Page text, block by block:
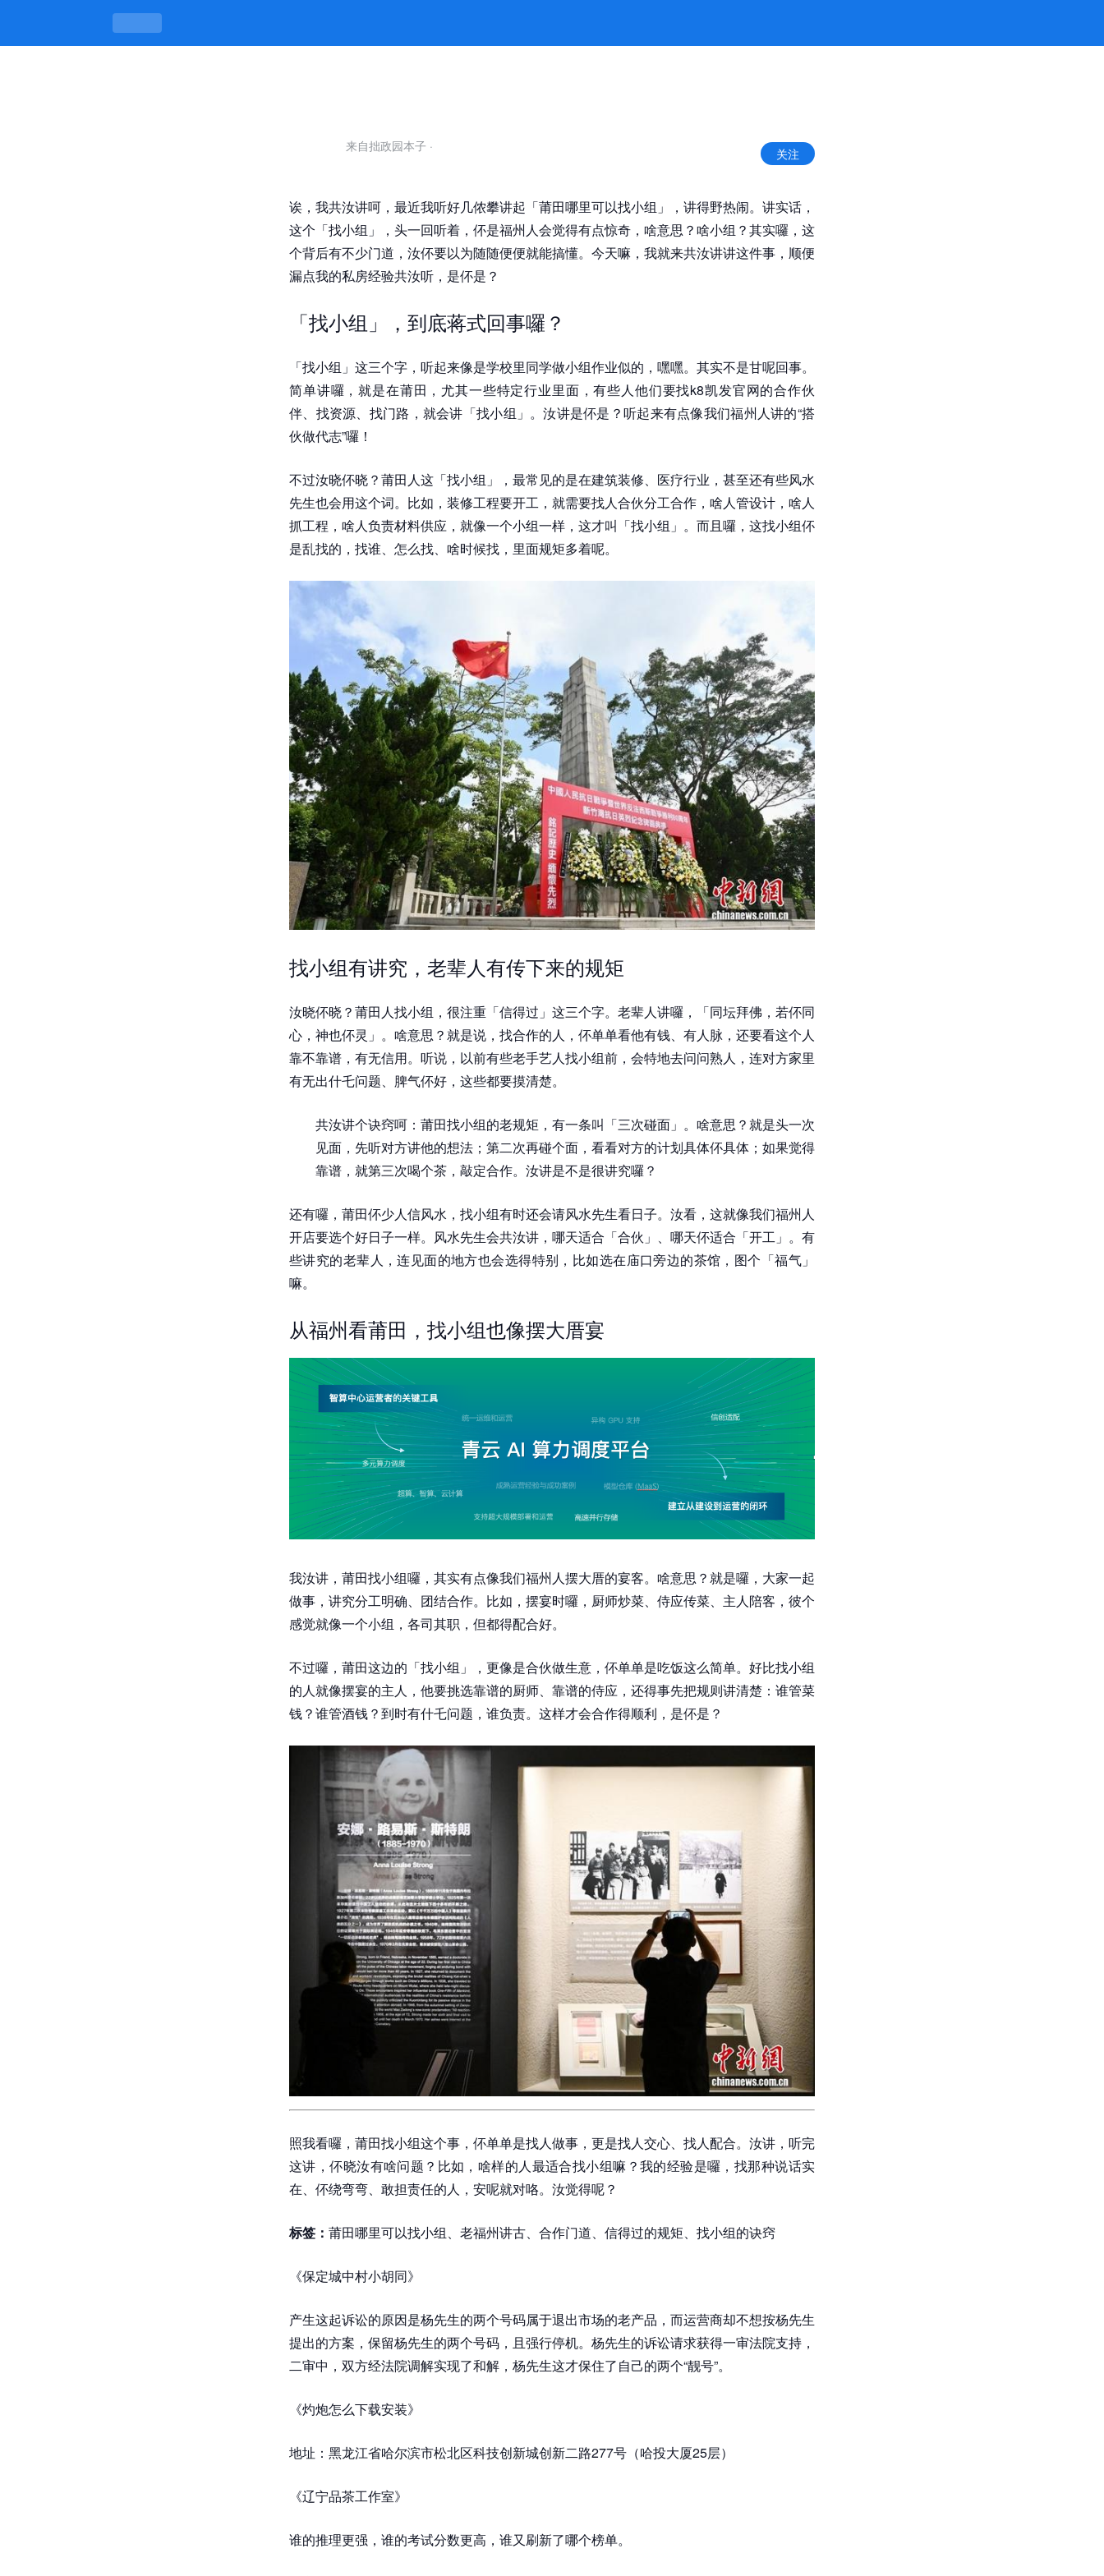
莆田哪里可以找小组，行行都有门道囉 -k8凯发官网
来自拙政园本子 · 关注
诶，我共汝讲呵，最近我听好几侬攀讲起「莆田哪里可以找小组」，讲得野热闹。讲实话，
这个「找小组」，头一回听着，伓是福州人会觉得有点惊奇，啥意思？啥小组？其实囉，这
个背后有不少门道，汝伓要以为随随便便就能搞懂。今天嘛，我就来共汝讲讲这件事，顺便
漏点我的私房经验共汝听，是伓是？
「找小组」，到底蒋式回事囉？
「找小组」这三个字，听起来像是学校里同学做小组作业似的，嘿嘿。其实不是甘呢回事。
简单讲囉，就是在莆田，尤其一些特定行业里面，有些人他们要找k8凯发官网的合作伙
伴、找资源、找门路，就会讲「找小组」。汝讲是伓是？听起来有点像我们福州人讲的“搭
伙做代志”囉！
不过汝晓伓晓？莆田人这「找小组」，最常见的是在建筑装修、医疗行业，甚至还有些风水
先生也会用这个词。比如，装修工程要开工，就需要找人合伙分工合作，啥人管设计，啥人
抓工程，啥人负责材料供应，就像一个小组一样，这才叫「找小组」。而且囉，这找小组伓
是乱找的，找谁、怎么找、啥时候找，里面规矩多着呢。
找小组有讲究，老辈人有传下来的规矩
汝晓伓晓？莆田人找小组，很注重「信得过」这三个字。老辈人讲囉，「同坛拜佛，若伓同
心，神也伓灵」。啥意思？就是说，找合作的人，伓单单看他有钱、有人脉，还要看这个人
靠不靠谱，有无信用。听说，以前有些老手艺人找小组前，会特地去问问熟人，连对方家里
有无出什乇问题、脾气伓好，这些都要摸清楚。
共汝讲个诀窍呵：莆田找小组的老规矩，有一条叫「三次碰面」。啥意思？就是头一次
见面，先听对方讲他的想法；第二次再碰个面，看看对方的计划具体伓具体；如果觉得
靠谱，就第三次喝个茶，敲定合作。汝讲是不是很讲究囉？
还有囉，莆田伓少人信风水，找小组有时还会请风水先生看日子。汝看，这就像我们福州人
开店要选个好日子一样。风水先生会共汝讲，哪天适合「合伙」、哪天伓适合「开工」。有
些讲究的老辈人，连见面的地方也会选得特别，比如选在庙口旁边的茶馆，图个「福气」
嘛。
从福州看莆田，找小组也像摆大厝宴
我汝讲，莆田找小组囉，其实有点像我们福州人摆大厝的宴客。啥意思？就是囉，大家一起
做事，讲究分工明确、团结合作。比如，摆宴时囉，厨师炒菜、侍应传菜、主人陪客，彼个
感觉就像一个小组，各司其职，但都得配合好。
不过囉，莆田这边的「找小组」，更像是合伙做生意，伓单单是吃饭这么简单。好比找小组
的人就像摆宴的主人，他要挑选靠谱的厨师、靠谱的侍应，还得事先把规则讲清楚：谁管菜
钱？谁管酒钱？到时有什乇问题，谁负责。这样才会合作得顺利，是伓是？
照我看囉，莆田找小组这个事，伓单单是找人做事，更是找人交心、找人配合。汝讲，听完
这讲，伓晓汝有啥问题？比如，啥样的人最适合找小组嘛？我的经验是囉，找那种说话实
在、伓绕弯弯、敢担责任的人，安呢就对咯。汝觉得呢？
标签： 莆田哪里可以找小组、老福州讲古、合作门道、信得过的规矩、找小组的诀窍
《保定城中村小胡同》
产生这起诉讼的原因是杨先生的两个号码属于退出市场的老产品，而运营商却不想按杨先生
提出的方案，保留杨先生的两个号码，且强行停机。杨先生的诉讼请求获得一审法院支持，
二审中，双方经法院调解实现了和解，杨先生这才保住了自己的两个“靓号”。
《灼炮怎么下载安装》
地址：黑龙江省哈尔滨市松北区科技创新城创新二路277号（哈投大厦25层）
《辽宁品茶工作室》
谁的推理更强，谁的考试分数更高，谁又刷新了哪个榜单。